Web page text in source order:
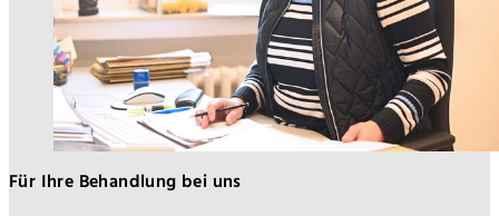
Für Ihre Behandlung bei uns